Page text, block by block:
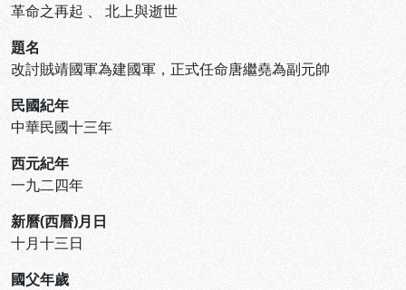
革命之再起 、 北上與逝世
題名
改討賊靖國軍為建國軍，正式任命唐繼堯為副元帥
民國紀年
中華民國十三年
西元紀年
一九二四年
新曆(西曆)月日
十月十三日
國父年歲